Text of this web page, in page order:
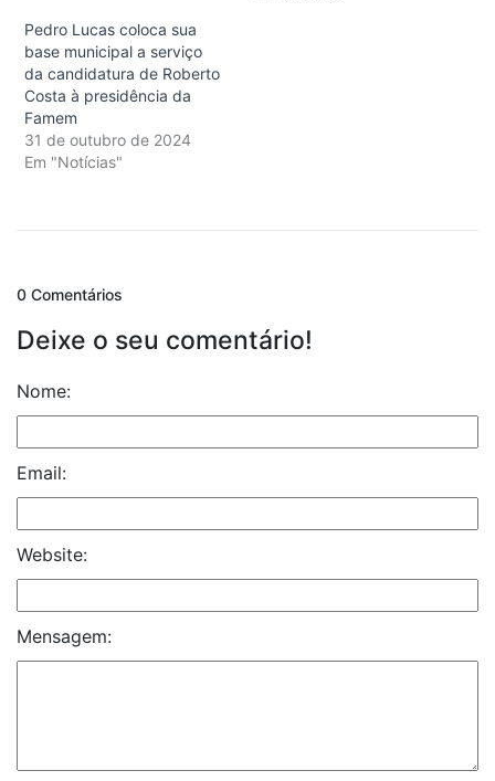
Pedro Lucas coloca sua
base municipal a serviço
da candidatura de Roberto
Costa à presidência da
Famem
31 de outubro de 2024
Em "Notícias"
0 Comentários
Deixe o seu comentário!
Nome:
Email:
Website:
Mensagem: